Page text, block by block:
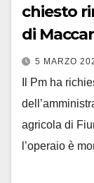
chiesto
di
5 MARZO
Il Pm ha
agricola di
l’operaio è